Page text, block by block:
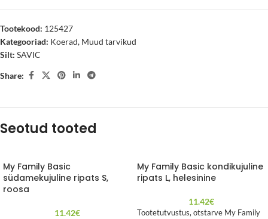
Tootekood: 125427
Kategooriad: Koerad, Muud tarvikud
Silt: SAVIC
Share:
Seotud tooted
My Family Basic
südamekujuline ripats S,
roosa
11.42€
My Family Basic kondikujuline
ripats L, helesinine
11.42€
Tootetutvustus, otstarve My Family